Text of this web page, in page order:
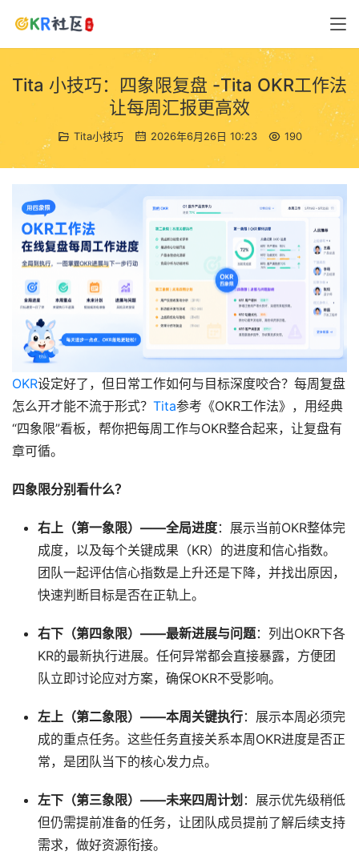
Tita 小技巧：四象限复盘 -Tita OKR工作法
让每周汇报更高效
Tita小技巧 2026年6月26日 10:23 190
OKR设定好了，但日常工作如何与目标深度咬合？每周复盘
怎么开才能不流于形式？ Tita参考《OKR工作法》，用经典
“四象限”看板，帮你把每周工作与OKR整合起来，让复盘有
章可循。
四象限分别看什么？
右上（第一象限）——全局进度：展示当前OKR整体完
成度，以及每个关键成果（KR）的进度和信心指数。
团队一起评估信心指数是上升还是下降，并找出原因，
快速判断目标是否在正轨上。
右下（第四象限）——最新进展与问题：列出OKR下各
KR的最新执行进展。任何异常都会直接暴露，方便团
队立即讨论应对方案，确保OKR不受影响。
左上（第二象限）——本周关键执行：展示本周必须完
成的重点任务。这些任务直接关系本周OKR进度是否正
常，是团队当下的核心发力点。
左下（第三象限）——未来四周计划 ：展示优先级稍低
但仍需提前准备的任务，让团队成员提前了解后续支持
需求，做好资源衔接。